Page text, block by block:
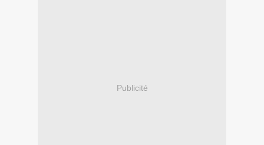
Publicité